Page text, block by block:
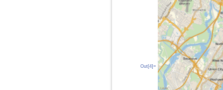
Out[4]=